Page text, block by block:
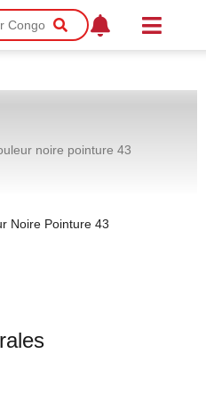
noire pointure 43
Noire Pointure 43